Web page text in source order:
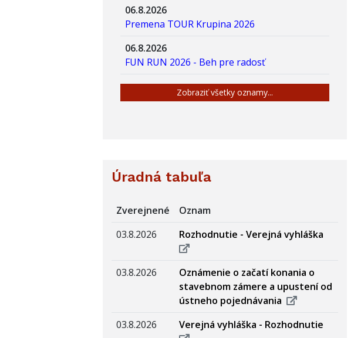
06.8.2026
Premena TOUR Krupina 2026
06.8.2026
FUN RUN 2026 - Beh pre radosť
Zobraziť všetky oznamy...
Úradná tabuľa
Zverejnené
Oznam
03.8.2026
Rozhodnutie - Verejná vyhláška
03.8.2026
Oznámenie o začatí konania o
stavebnom zámere a upustení od
ústneho pojednávania
03.8.2026
Verejná vyhláška - Rozhodnutie